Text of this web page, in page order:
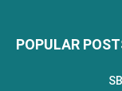
POPULAR